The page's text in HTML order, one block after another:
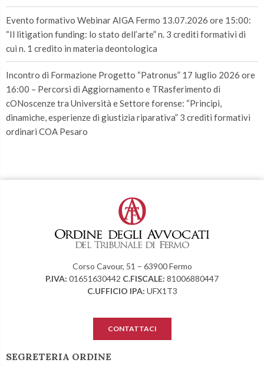
Evento formativo Webinar AIGA Fermo 13.07.2026 ore 15:00:
“Il litigation funding: lo stato dell’arte” n. 3 crediti formativi di
cui n. 1 credito in materia deontologica
Incontro di Formazione Progetto “Patronus” 17 luglio 2026 ore
16:00 – Percorsi di Aggiornamento e TRasferimento di
cONoscenze tra Università e Settore forense: “Principi,
dinamiche, esperienze di giustizia riparativa” 3 crediti formativi
ordinari COA Pesaro
Corso Cavour, 51 – 63900 Fermo
P.IVA: 01651630442 C.FISCALE: 81006880447
C.UFFICIO IPA: UFX1T3
CONTATTACI
SEGRETERIA ORDINE